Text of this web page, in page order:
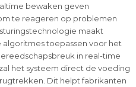
bewaken geven
te reageren op problemen
maakt
toepassen voor het
in real-time
het systeem direct de voeding
Dit helpt fabrikanten